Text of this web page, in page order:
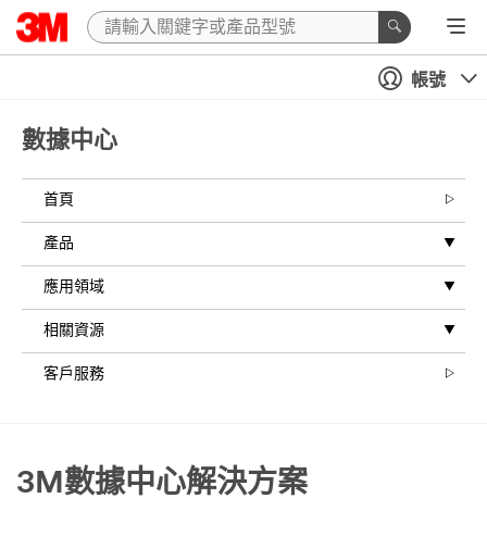
帳號
數據中心
首頁
產品
應用領域
相關資源
客戶服務
3M數據中心解決方案